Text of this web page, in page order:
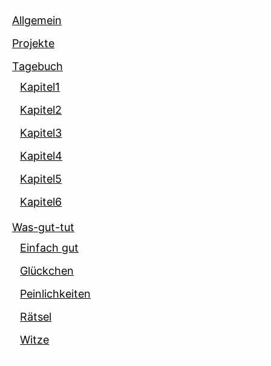
Allgemein
Projekte
Tagebuch
Kapitel1
Kapitel2
Kapitel3
Kapitel4
Kapitel5
Kapitel6
Was-gut-tut
Einfach gut
Glückchen
Peinlichkeiten
Rätsel
Witze